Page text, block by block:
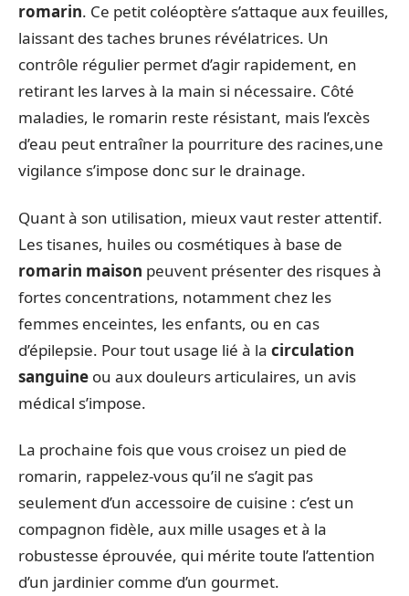
romarin. Ce petit coléoptère s’attaque aux feuilles,
laissant des taches brunes révélatrices. Un
contrôle régulier permet d’agir rapidement, en
retirant les larves à la main si nécessaire. Côté
maladies, le romarin reste résistant, mais l’excès
d’eau peut entraîner la pourriture des racines,une
vigilance s’impose donc sur le drainage.
Quant à son utilisation, mieux vaut rester attentif.
Les tisanes, huiles ou cosmétiques à base de
romarin maison peuvent présenter des risques à
fortes concentrations, notamment chez les
femmes enceintes, les enfants, ou en cas
d’épilepsie. Pour tout usage lié à la circulation
sanguine ou aux douleurs articulaires, un avis
médical s’impose.
La prochaine fois que vous croisez un pied de
romarin, rappelez-vous qu’il ne s’agit pas
seulement d’un accessoire de cuisine : c’est un
compagnon fidèle, aux mille usages et à la
robustesse éprouvée, qui mérite toute l’attention
d’un jardinier comme d’un gourmet.